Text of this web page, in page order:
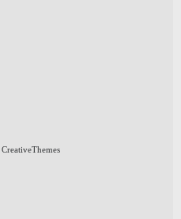
CreativeThemes